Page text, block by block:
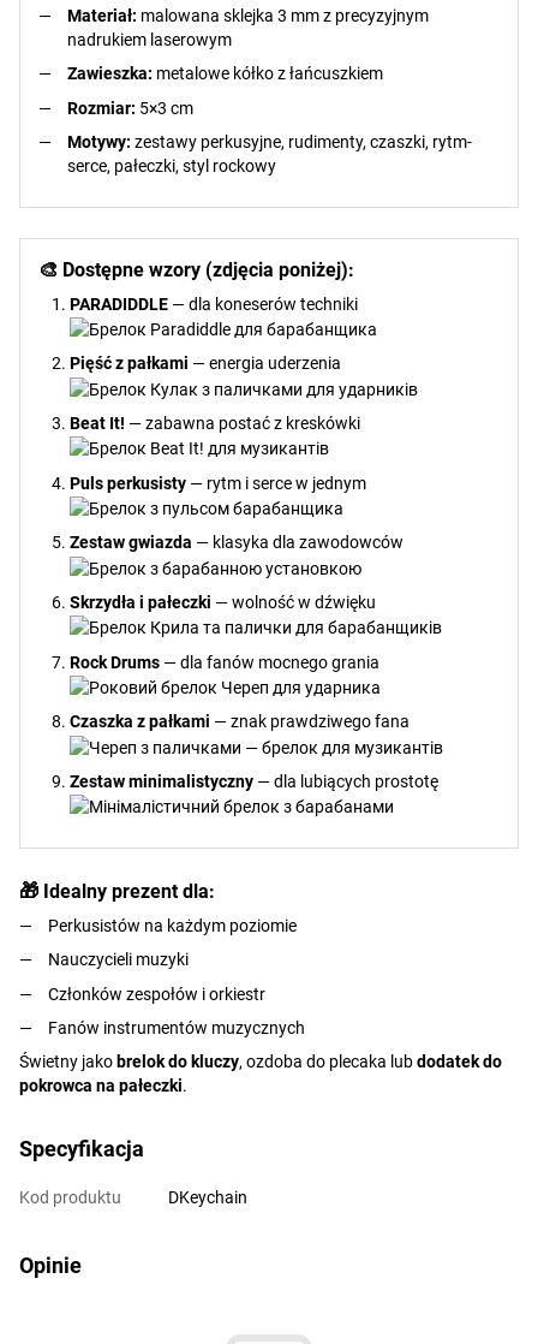
Materiał: malowana sklejka 3 mm z precyzyjnym
nadrukiem laserowym
Zawieszka: metalowe kółko z łańcuszkiem
Rozmiar: 5×3 cm
Motywy: zestawy perkusyjne, rudimenty, czaszki, rytm-
serce, pałeczki, styl rockowy
🎨 Dostępne wzory (zdjęcia poniżej):
PARADIDDLE — dla koneserów techniki
Pięść z pałkami — energia uderzenia
Beat It! — zabawna postać z kreskówki
Puls perkusisty — rytm i serce w jednym
Zestaw gwiazda — klasyka dla zawodowców
Skrzydła i pałeczki — wolność w dźwięku
Rock Drums — dla fanów mocnego grania
Czaszka z pałkami — znak prawdziwego fana
Zestaw minimalistyczny — dla lubiących prostotę
🎁 Idealny prezent dla:
Perkusistów na każdym poziomie
Nauczycieli muzyki
Członków zespołów i orkiestr
Fanów instrumentów muzycznych
Świetny jako brelok do kluczy, ozdoba do plecaka lubdodatek do
pokrowca na pałeczki.
Specyfikacja
Kod produktu DKeychain
Opinie